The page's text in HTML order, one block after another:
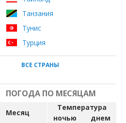
Танзания
Тунис
Турция
ВСЕ СТРАНЫ
ПОГОДА ПО МЕСЯЦАМ
Месяц
Температура
ночью
днем